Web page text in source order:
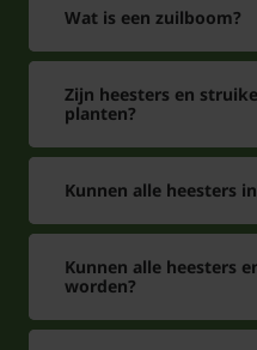
Wat is een zuilboom?
Zijn heesters en
planten?
Kunnen alle heesters
Kunnen alle heesters
worden?